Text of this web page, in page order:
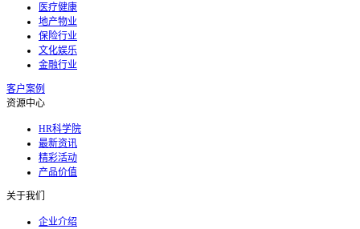
医疗健康
地产物业
保险行业
文化娱乐
金融行业
客户案例
资源中心
HR科学院
最新资讯
精彩活动
产品价值
关于我们
企业介绍